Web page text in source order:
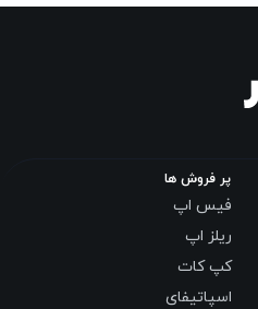
پر فروش ها
فیس اپ
ریلز اپ
کپ کات
اسپاتیفای